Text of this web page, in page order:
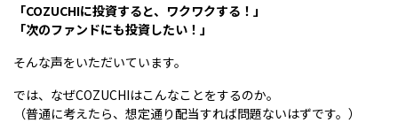
「COZUCHIに投資すると、ワクワクする！」
「次のファンドにも投資したい！」
そんな声をいただいています。
では、なぜCOZUCHIはこんなことをするのか。
（普通に考えたら、想定通り配当すれば問題ないはずです。）